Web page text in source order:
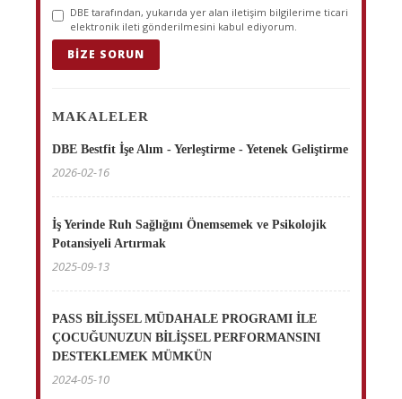
DBE tarafından, yukarıda yer alan iletişim bilgilerime ticari
elektronik ileti gönderilmesini kabul ediyorum.
BIZE SORUN
MAKALELER
DBE Bestfit İşe Alım - Yerleştirme - Yetenek Geliştirme
2026-02-16
İş Yerinde Ruh Sağlığını Önemsemek ve Psikolojik
Potansiyeli Artırmak
2025-09-13
PASS BİLİŞSEL MÜDAHALE PROGRAMI İLE
ÇOCUĞUNUZUN BİLİŞSEL PERFORMANSINI
DESTEKLEMEK MÜMKÜN
2024-05-10